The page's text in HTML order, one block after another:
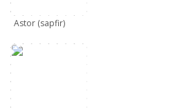
Astor (sapfir)